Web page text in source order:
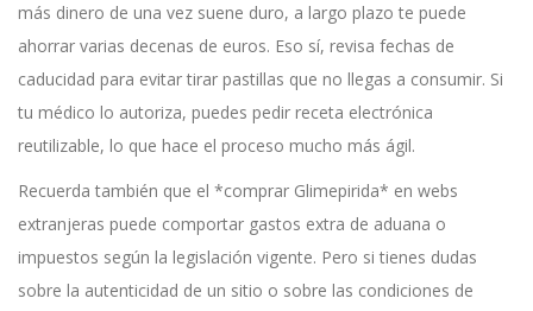
más dinero de una vez suene duro, a largo plazo te puede
ahorrar varias decenas de euros. Eso sí, revisa fechas de
caducidad para evitar tirar pastillas que no llegas a consumir. Si
tu médico lo autoriza, puedes pedir receta electrónica
reutilizable, lo que hace el proceso mucho más ágil.
Recuerda también que el *comprar Glimepirida* en webs
extranjeras puede comportar gastos extra de aduana o
impuestos según la legislación vigente. Pero si tienes dudas
sobre la autenticidad de un sitio o sobre las condiciones de